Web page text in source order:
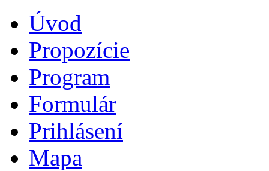
Úvod
Propozície
Program
Formulár
Prihlásení
Mapa